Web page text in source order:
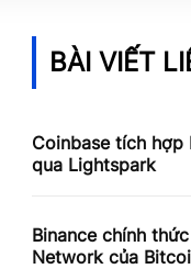
BÀI VIẾT
Coinbase tích
qua Lightspark
Binance chính
Network của